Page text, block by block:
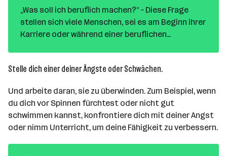
„Was soll ich beruflich machen?“ – Diese Frage
stellen sich viele Menschen, sei es am Beginn ihrer
Karriere oder während einer beruflichen
erfährst du, wie du den passenden Beruf für dich
zu grübeln.
Stelle dich einer deiner Ängste oder Schwächen.
Und arbeite daran, sie zu überwinden. Zum Beispiel, wenn
du dich vor Spinnen fürchtest oder nicht gut
schwimmen kannst, konfrontiere dich mit deiner Angst
oder nimm Unterricht, um deine Fähigkeit zu verbessern.